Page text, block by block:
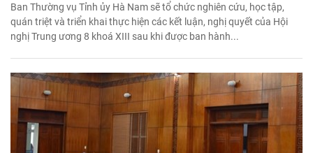
Ban Thường vụ Tỉnh ủy Hà Nam sẽ tổ chức nghiên cứu, học tập,
quán triệt và triển khai thực hiện các kết luận, nghị quyết của Hội
nghị Trung ương 8 khoá XIII sau khi được ban hành...